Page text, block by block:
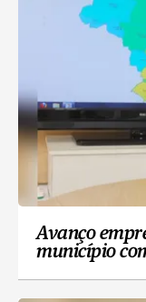
Avanço
município